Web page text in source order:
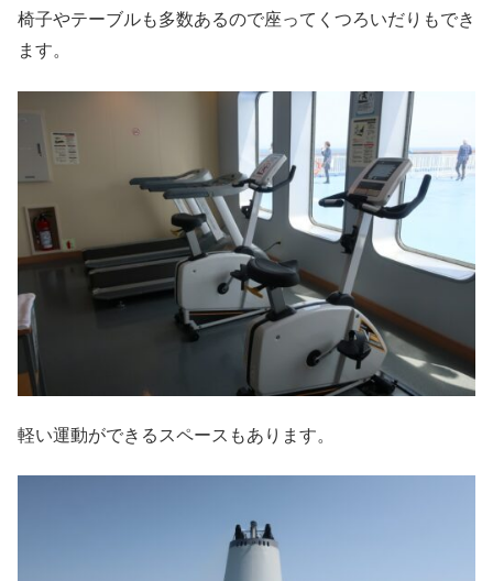
椅子やテーブルも多数あるので座ってくつろいだりもでき
ます。
軽い運動ができるスペースもあります。